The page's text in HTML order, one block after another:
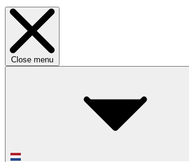
Close menu